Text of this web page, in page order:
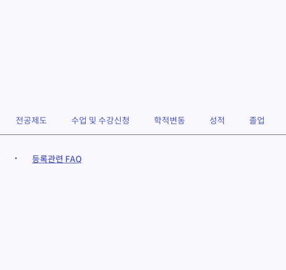
전공제도 수업 및 수강신청 학적변동 성적 졸업
등록관련 FAQ